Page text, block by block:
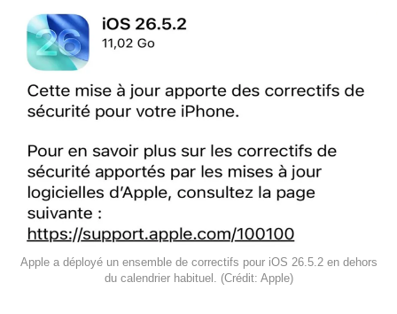
Apple a déployé un ensemble de correctifs pour iOS 26.5.2 en dehors
du calendrier habituel. (Crédit: Apple)